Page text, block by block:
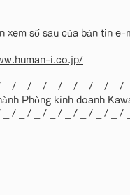
xem số sau của bản tin
i.co.jp/
_ / _ / _ / _ / _ / _ / _ / _
Phòng kinh doanh
_ / _ / _ / _ / _ / _ / _ / _